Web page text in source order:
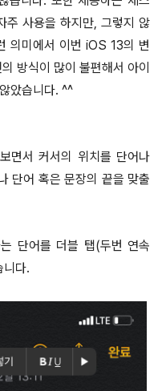
주 사용을 하지만, 그렇지 않
의미에서 이번 iOS 13의 변
방식이 많이 불편해서 아이
았습니다. ^^
면서 커서의 위치를 단어나
단어 혹은 문장의 끝을 맞출
단어를 더블 탭(두번 연속
니다.